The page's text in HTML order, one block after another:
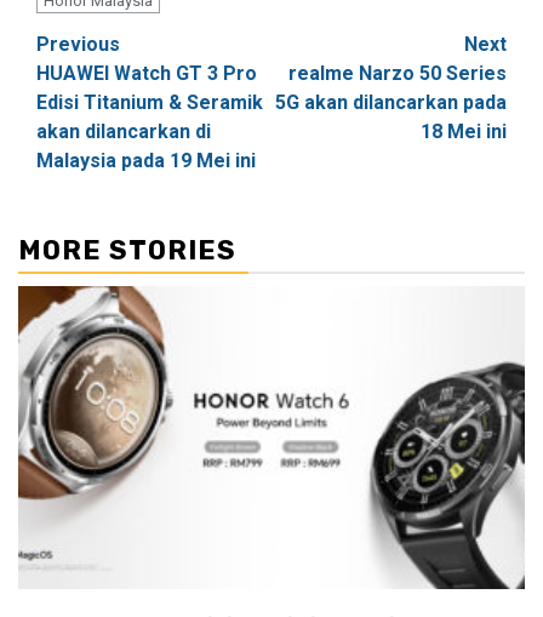
Post
navigation
Previous
HUAWEI Watch GT 3 Pro
Edisi Titanium & Seramik
akan dilancarkan di
Malaysia pada 19 Mei ini
Next
realme Narzo 50 Series
5G akan dilancarkan pada
18 Mei ini
MORE STORIES